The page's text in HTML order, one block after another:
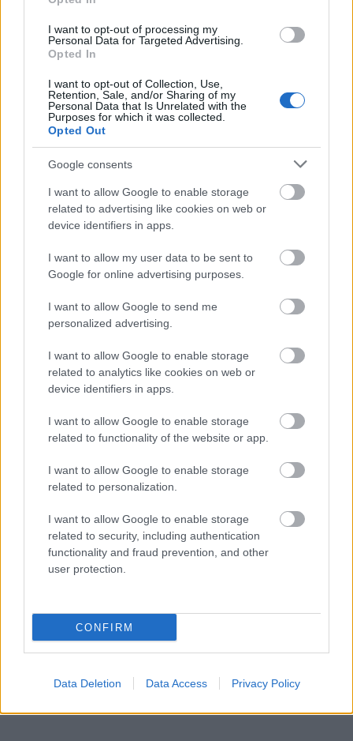
I want to opt-out of processing my
Personal Data for Targeted Advertising.
Opted In
I want to opt-out of Collection, Use,
Retention, Sale, and/or Sharing of my
Personal Data that Is Unrelated with the
Purposes for which it was collected.
Opted Out
Google consents
I want to allow Google to enable storage
related to advertising like cookies on web or
device identifiers in apps.
I want to allow my user data to be sent to
Google for online advertising purposes.
I want to allow Google to send me
personalized advertising.
I want to allow Google to enable storage
related to analytics like cookies on web or
device identifiers in apps.
I want to allow Google to enable storage
related to functionality of the website or app.
I want to allow Google to enable storage
related to personalization.
I want to allow Google to enable storage
related to security, including authentication
functionality and fraud prevention, and other
user protection.
CONFIRM
Data Deletion Data Access Privacy Policy
Δημοφιλείς Ειδήσεις
Αυτό το επίδομα δίνει 300 ευρώ - Δεν
χρειάζεται αίτηση
Τουρισμός για Όλους 2026: Voucher
έως 600 ευρώ - Ποια ΑΦΜ παίρνουν
σειρά σήμερα
ΟΠΕΚΑ: Μηνιαίο επίδομα έως 210
ΔΥΠΑ: Ειδικό βοήθημα ανεργίας 565
ευρώ – Ποια δικαιολογητικά
Προσλήψεις σε Δήμους
Προσλήψεις